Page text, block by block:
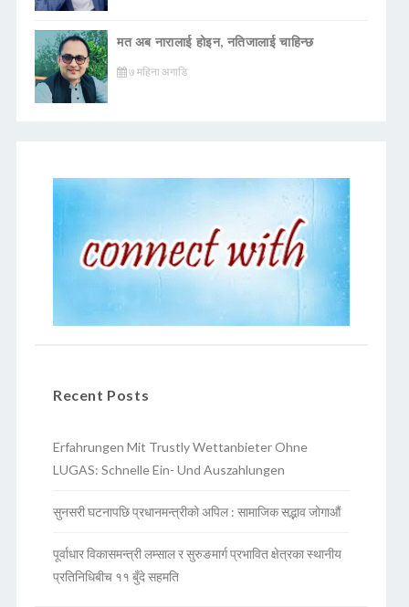
मत अब नारालाई होइन, नतिजालाई चाहिन्छ
७ महिना अगाडि
Recent Posts
Erfahrungen Mit Trustly Wettanbieter Ohne
LUGAS: Schnelle Ein- Und Auszahlungen
सुनसरी घटनापछि प्रधानमन्त्रीको अपिल : सामाजिक सद्भाव जोगाऔं
पूर्वाधार विकासमन्त्री लम्साल र सुरुङमार्ग प्रभावित क्षेत्रका स्थानीय
प्रतिनिधिबीच ११ बुँदे सहमति